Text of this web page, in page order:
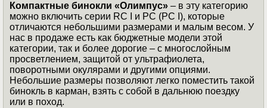
Компактные бинокли «Олимпус» – в эту категорию
можно включить серии RC I и PC (PC I), которые
отличаются небольшими размерами и малым весом. У
нас в продаже есть как бюджетные модели этой
категории, так и более дорогие – с многослойным
просветлением, защитой от ультрафиолета,
поворотными окулярами и другими опциями.
Небольшие размеры позволяют легко поместить такой
бинокль в карман, взять с собой в дальнюю поездку
или в поход.